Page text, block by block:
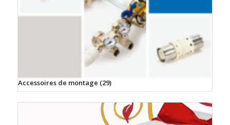
Accessoires de montage (29)